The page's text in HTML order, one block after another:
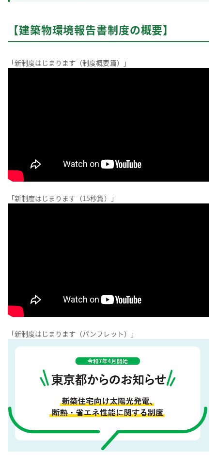
【建築物環境報告書制度の概要】
「新制度はじまります（制度概要篇）」
「新制度はじまります（15秒篇）」
「新制度はじまります（パンフレット）」